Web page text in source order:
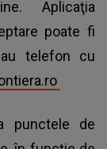
Aplicaţia
poate fi
telefon cu
punctele de